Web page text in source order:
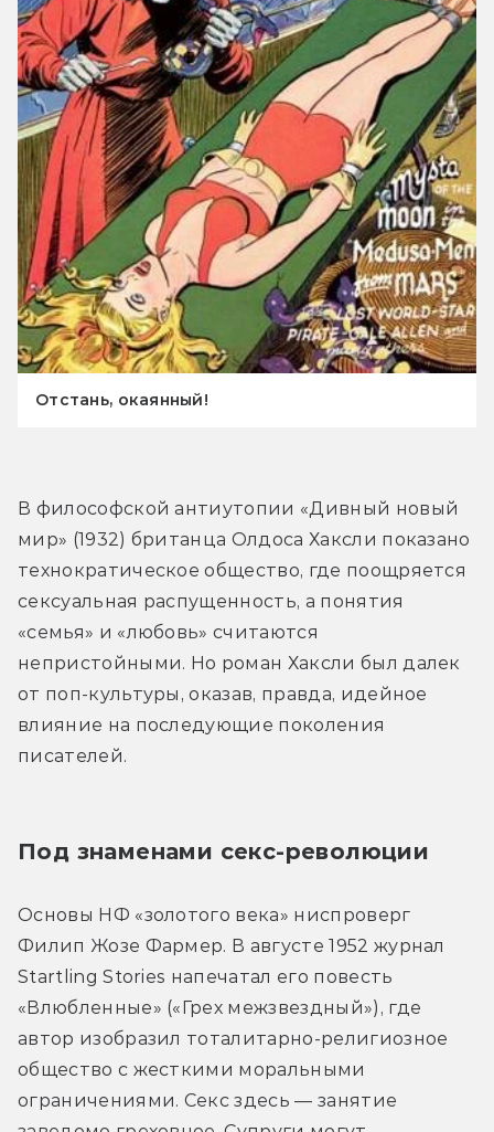
Отстань, окаянный!
В философской антиутопии «Дивный новый
мир» (1932) британца Олдоса Хаксли показано
технократическое общество, где поощряется
сексуальная распущенность, а понятия
«семья» и «любовь» считаются
непристойными. Но роман Хаксли был далек
от поп-культуры, оказав, правда, идейное
влияние на последующие поколения
писателей.
Под знаменами секс-революции
Основы НФ «золотого века» ниспроверг
Филип Жозе Фармер. В августе 1952 журнал
Startling Stories напечатал его повесть
«Влюбленные» («Грех межзвездный»), где
автор изобразил тоталитарно-религиозное
общество с жесткими моральными
ограничениями. Секс здесь — занятие